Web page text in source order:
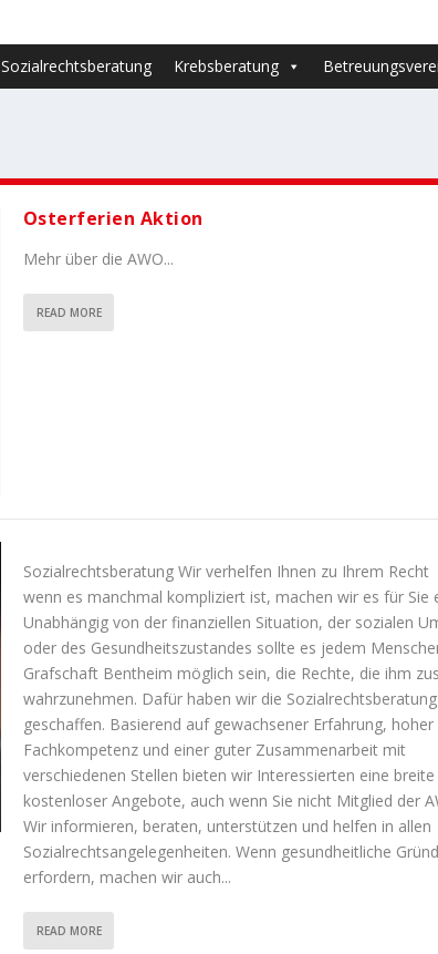
Sozialrechtsberatung Krebsberatung
Osterferien Aktion
Mehr über die AWO...
READ MORE
Sozialrechtsberatung Wir verhelfen Ihnen zu Ihrem
wenn es manchmal kompliziert ist, machen wir es für Sie
Unabhängig von der finanziellen Situation, der sozialen
oder des Gesundheitszustandes sollte es jedem
Grafschaft Bentheim möglich sein, die Rechte, die ihm
wahrzunehmen. Dafür haben wir die Sozialrechtsberatung
geschaffen. Basierend auf gewachsener Erfahrung, hoher
Fachkompetenz und einer guter Zusammenarbeit mit
verschiedenen Stellen bieten wir Interessierten eine
kostenloser Angebote, auch wenn Sie nicht Mitglied der
Wir informieren, beraten, unterstützen und helfen in allen
Sozialrechtsangelegenheiten. Wenn gesundheitliche
erfordern, machen wir auch...
READ MORE